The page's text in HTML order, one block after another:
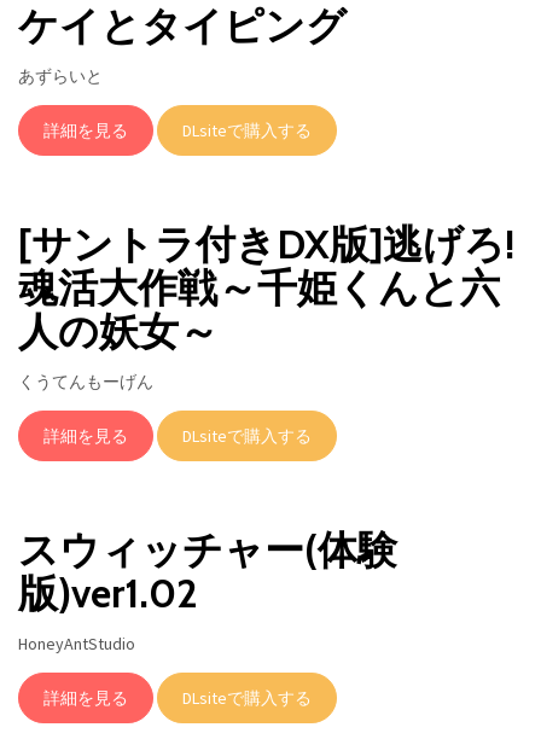
ケイとタイピング
あずらいと
詳細を見る DLsiteで購入する
[サントラ付きDX版]逃げろ!
魂活大作戦～千姫くんと六
人の妖女～
くうてんもーげん
詳細を見る DLsiteで購入する
スウィッチャー(体験
版)ver1.02
HoneyAntStudio
詳細を見る DLsiteで購入する